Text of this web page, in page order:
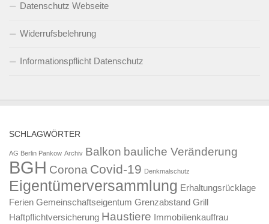
Datenschutz Webseite
Widerrufsbelehrung
Informationspflicht Datenschutz
SCHLAGWÖRTER
AG Berlin Pankow Archiv Balkon bauliche Veränderung
BGH Corona Covid-19 Denkmalschutz
Eigentümerversammlung Erhaltungsrücklage
Ferien Gemeinschaftseigentum Grenzabstand Grill
Haftpflichtversicherung Haustiere Immobilienkauffrau